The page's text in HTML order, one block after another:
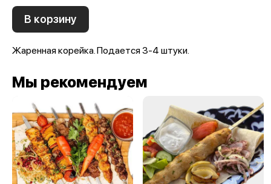
В корзину
Жаренная корейка. Подается 3-4 штуки.
Мы рекомендуем